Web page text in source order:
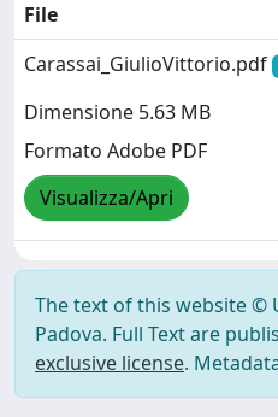
File
Carassai_GiulioVittorio.pdf
Dimensione 5.63 MB
Formato Adobe PDF
Visualizza/Apri
The text of this website ©
Padova. Full Text are
exclusive license.